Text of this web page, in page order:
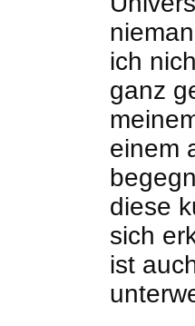
ich
ganz
einem
diese
sich
ist